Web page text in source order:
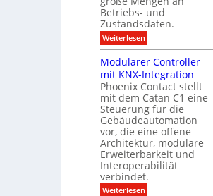
d
e
r
n
n
t
r
u
m
h
t
e
r
f
o
l
g
r
e
i
c
h
z
u
E
n
d
e
s
t
s
e
n
s
o
r
m
i
t
D
i
s
p
l
a
y
Betriebs- und
Zustandsdaten.
Weiterlesen:
E
g
e
-
A
I
f
ü
r
G
e
b
ä
u
Modularer Controller
mit KNX-Integration
Phoenix Contact stellt
mit dem Catan C1 eine
Steuerung für die
Gebäudeautomation
vor, die eine offene
Architektur, modulare
Erweiterbarkeit und
Interoperabilität
verbindet.
Weiterlesen: